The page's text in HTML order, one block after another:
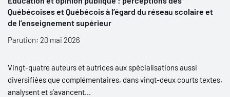
Québécoises et Québécois à l’égard du réseau scolaire et
de l’enseignement supérieur
Parution: 20 mai 2026
Vingt-quatre auteurs et autrices aux spécialisations aussi
diversifiées que complémentaires, dans vingt-deux courts textes,
analysent et s’avancent...